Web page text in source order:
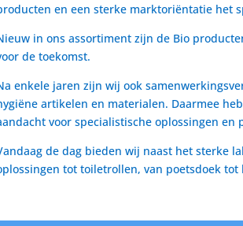
en een sterke marktoriëntatie het
in ons assortiment zijn de Bio
de toekomst.
enkele jaren zijn wij ook
artikelen en materialen. Daarmee
voor specialistische oplossingen en
de dag bieden wij naast het sterke
tot toiletrollen, van poetsdoek